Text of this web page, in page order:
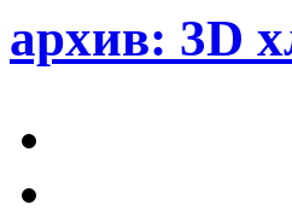
архив: 3D